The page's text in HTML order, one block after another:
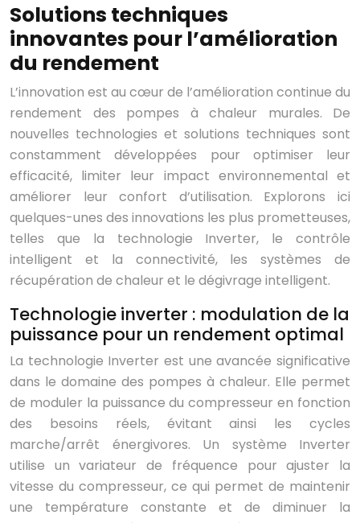
Solutions techniques
innovantes pour l’amélioration
du rendement
L’innovation est au cœur de l’amélioration continue du
rendement des pompes à chaleur murales. De
nouvelles technologies et solutions techniques sont
constamment développées pour optimiser leur
efficacité, limiter leur impact environnemental et
améliorer leur confort d’utilisation. Explorons ici
quelques-unes des innovations les plus prometteuses,
telles que la technologie Inverter, le contrôle
intelligent et la connectivité, les systèmes de
récupération de chaleur et le dégivrage intelligent.
Technologie inverter : modulation de la
puissance pour un rendement optimal
La technologie Inverter est une avancée significative
dans le domaine des pompes à chaleur. Elle permet
de moduler la puissance du compresseur en fonction
des besoins réels, évitant ainsi les cycles
marche/arrêt énergivores. Un système Inverter
utilise un variateur de fréquence pour ajuster la
vitesse du compresseur, ce qui permet de maintenir
une température constante et de diminuer la